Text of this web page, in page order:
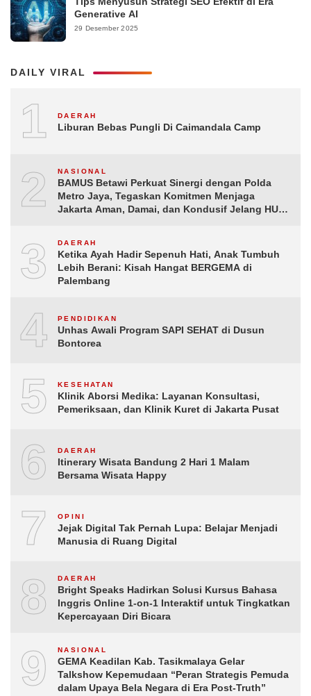
Generative AI
29 Desember 2025
DAILY VIRAL
1 DAERAH
Liburan Bebas Pungli Di Caimandala Camp
2 NASIONAL
BAMUS Betawi Perkuat Sinergi dengan Polda
Metro Jaya, Tegaskan Komitmen Menjaga
Jakarta Aman, Damai, dan Kondusif Jelang HUT
3 DAERAH
Ketika Ayah Hadir Sepenuh Hati, Anak Tumbuh
Lebih Berani: Kisah Hangat BERGEMA di
Palembang
4 PENDIDIKAN
Unhas Awali Program SAPI SEHAT di Dusun
Bontorea
5 KESEHATAN
Klinik Aborsi Medika: Layanan Konsultasi,
Pemeriksaan, dan Klinik Kuret di Jakarta Pusat
6 DAERAH
Itinerary Wisata Bandung 2 Hari 1 Malam
Bersama Wisata Happy
7 OPINI
Jejak Digital Tak Pernah Lupa: Belajar Menjadi
Manusia di Ruang Digital
8 DAERAH
Bright Speaks Hadirkan Solusi Kursus Bahasa
Inggris Online 1-on-1 Interaktif untuk Tingkatkan
Kepercayaan Diri Bicara
9 NASIONAL
GEMA Keadilan Kab. Tasikmalaya Gelar
Talkshow Kepemudaan “Peran Strategis Pemuda
dalam Upaya Bela Negara di Era Post-Truth”